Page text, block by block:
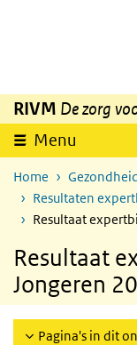
Overslaan en naar de
RIVM De zorg
Menu
Home
Resultaten
Resultaat
Resultaat
Jongeren
Pagina's in dit